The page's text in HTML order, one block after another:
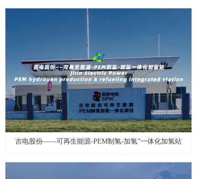
吉电股份——可再生能源-PEM制氢-加氢”一体化加氢站